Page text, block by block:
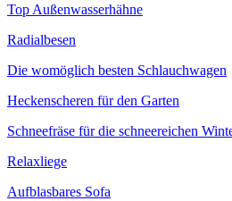
Top Außenwasserhähne
Radialbesen
Die womöglich besten Schlauchwagen
Heckenscheren für den Garten
Schneefräse für die schneereichen
Relaxliege
Aufblasbares Sofa